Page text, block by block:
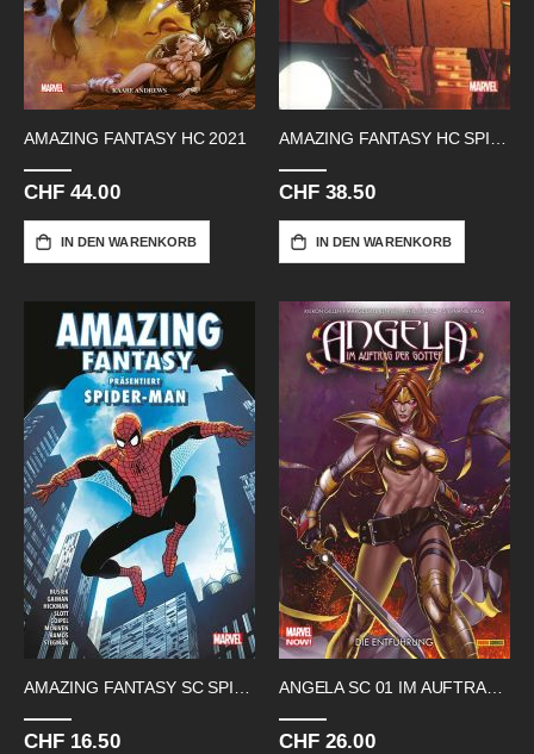
AMAZING FANTASY HC 2021
CHF 44.00
IN DEN WARENKORB
AMAZING FANTASY HC SPIDERMAN LIM
CHF 38.50
IN DEN WARENKORB
CHF 16.50
ANGELA SC 01 IM AUFTRAG DER GOETTER
CHF 26.00